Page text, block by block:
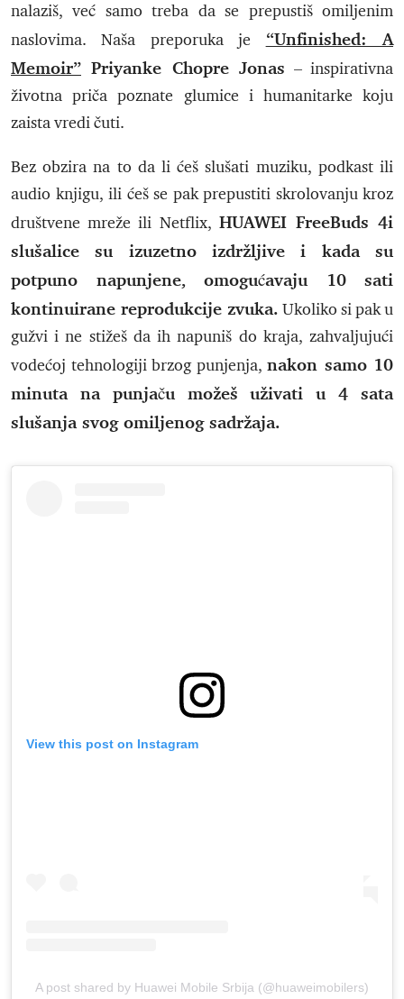
nalaziš, već samo treba da se prepustiš omiljenim
naslovima. Naša preporuka je “Unfinished: A
Memoir” Priyanke Chopre Jonas – inspirativna
životna priča poznate glumice i humanitarke koju
zaista vredi čuti.
Bez obzira na to da li ćeš slušati muziku, podkast ili
audio knjigu, ili ćeš se pak prepustiti skrolovanju kroz
društvene mreže ili Netflix, HUAWEI FreeBuds 4i
slušalice su izuzetno izdržljive i kada su
potpuno napunjene, omogućavaju 10 sati
kontinuirane reprodukcije zvuka. Ukoliko si pak u
gužvi i ne stižeš da ih napuniš do kraja, zahvaljujući
vodećoj tehnologiji brzog punjenja, nakon samo 10
minuta na punjaču možeš uživati u 4 sata
slušanja svog omiljenog sadržaja.
View this post on Instagram
A post shared by Huawei Mobile Srbija (@huaweimobilers)